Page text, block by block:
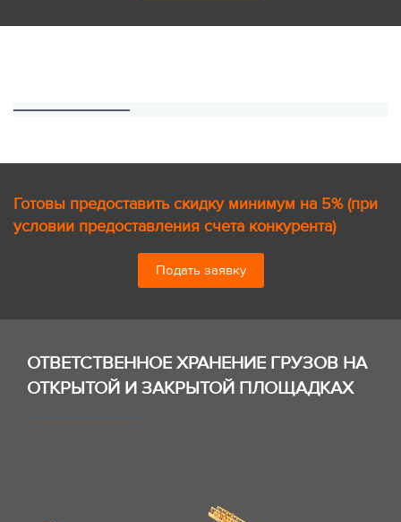
Готовы предоставить скидку минимум на 5% (при
условии предоставления счета конкурента)
Подать заявку
ОТВЕТСТВЕННОЕ ХРАНЕНИЕ ГРУЗОВ НА
ОТКРЫТОЙ И ЗАКРЫТОЙ ПЛОЩАДКАХ